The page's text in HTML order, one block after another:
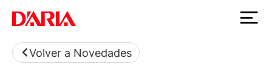
Volver a Novedades